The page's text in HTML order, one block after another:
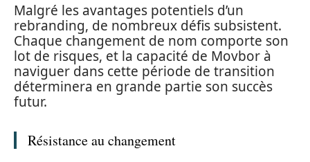
Malgré les avantages potentiels d’un
rebranding, de nombreux défis subsistent.
Chaque changement de nom comporte son
lot de risques, et la capacité de Movbor à
naviguer dans cette période de transition
déterminera en grande partie son succès
futur.
Résistance au changement